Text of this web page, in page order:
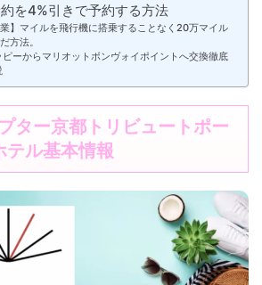
を4%引きで予約する方法
業】マイルを飛行機に搭乗することなく20万マイル
方法。
ピーからマリオットボンヴォイポイントへ交換徹底
ター京都トリビュートポー
テル基本情報